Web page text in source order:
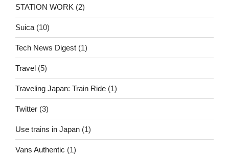
STATION WORK (2)
Suica (10)
Tech News Digest (1)
Travel (5)
Traveling Japan: Train Ride (1)
Twitter (3)
Use trains in Japan (1)
Vans Authentic (1)